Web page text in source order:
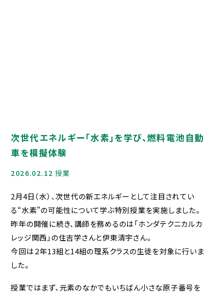
お問合せ
各種証明書
災害給付制度につい
て
いじめ防止基本方針
Jアラートへの対応
次世代エネルギー「水素」を学び、燃料電池自動
車を模擬体験
2026.02.12 授業
2月4日（水）、次世代の新エネルギーとして注目されてい
る“水素”の可能性について学ぶ特別授業を実施しました。
昨年の開催に続き、講師を務めるのは「ホンダテクニカルカ
レッジ関西」の住吉学さんと伊東清宇さん。
今回は２年13組と14組の理系クラスの生徒を対象に行いま
した。
授業ではまず、元素のなかでもいちばん小さな原子番号を